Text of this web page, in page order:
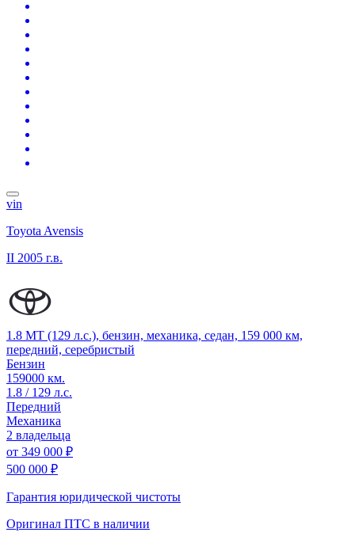
vin
Toyota Avensis
II 2005 г.в.
1.8 MT (129 л.с.), бензин, механика, седан, 159 000 км,
передний, серебристый
Бензин
159000 км.
1.8 / 129 л.с.
Передний
Механика
2 владельца
от 349 000 ₽
500 000 ₽
Гарантия юридической чистоты
Оригинал ПТС в наличии